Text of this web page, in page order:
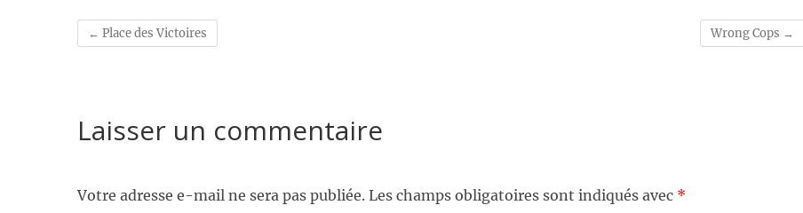
← Place des Victoires Wrong Cops →
Laisser un commentaire
Votre adresse e-mail ne sera pas publiée. Les champs obligatoires sont indiqués avec *